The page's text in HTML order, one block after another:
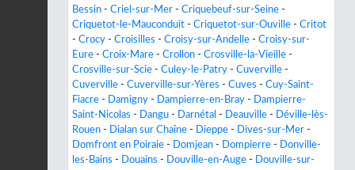
Bessin - Criel-sur-Mer - Criquebeuf-sur-Seine -
Criquetot-le-Mauconduit - Criquetot-sur-Ouville - Critot
- Crocy - Croisilles - Croisy-sur-Andelle - Croisy-sur-
Eure - Croix-Mare - Crollon - Crosville-la-Vieille -
Crosville-sur-Scie - Culey-le-Patry - Cuverville -
Cuverville - Cuverville-sur-Yères - Cuves - Cuy-Saint-
Fiacre - Damigny - Dampierre-en-Bray -
Dampierre-
Saint-Nicolas - Dangu - Darnétal - Deauville -
Déville-lès-
Rouen - Dialan sur Chaîne - Dieppe - Dives-sur-Mer -
Domfront en Poiraie - Domjean - Dompierre -
Donville-
les-Bains - Douains - Douville-en-Auge -
Douville-sur-